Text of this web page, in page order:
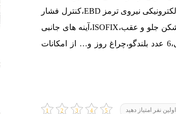
کیسه هوای راننده و سرنشین جلو،ترمز ضد قفل ABS،توزیع الکترونیکی نیروی ترمز EBD،کنترل فشار
باد لاستیک ها TPMS،سنسور پارك عقب،سنسور نور،چراغ های مه شکن جلو و عقب،ISOFIX،آینه های جانبی
برقی با گرمکن،كامپیوتر سفری،كروز كنترل،سیستم کنترل پایداری،6 عدد بلندگو،چراغ روز و… از امکانات
اولین نفر امتیاز دهید